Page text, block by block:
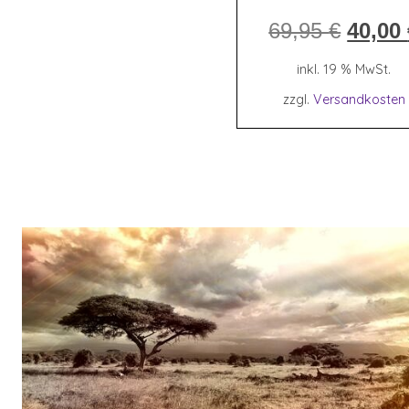
69,95€
war:
69,95 €
40,00
inkl. 19 % MwSt.
zzgl. Versandkosten